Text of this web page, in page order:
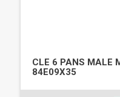
CLE 6 PANS MALE
84E09X35